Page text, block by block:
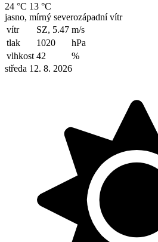
24 °C 13 °C
jasno, mírný severozápadní vítr
vítr
SZ, 5.47 m/s
tlak
1020
hPa
vlhkost 42
%
středa 12. 8. 2026